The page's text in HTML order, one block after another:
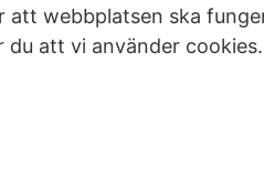
att webbplatsen ska
du att vi använder cookies.